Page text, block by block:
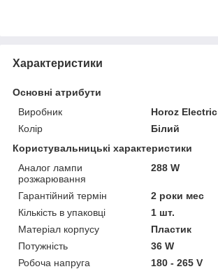
Характеристики
Основні атрибути
Виробник
Horoz Electric
Колір
Білий
Користувальницькі характеристики
Аналог лампи
розжарювання
288 W
Гарантійний термін
2 роки мес
Кількість в упаковці
1 шт.
Матеріал корпусу
Пластик
Потужність
36 W
Робоча напруга
180 - 265 V